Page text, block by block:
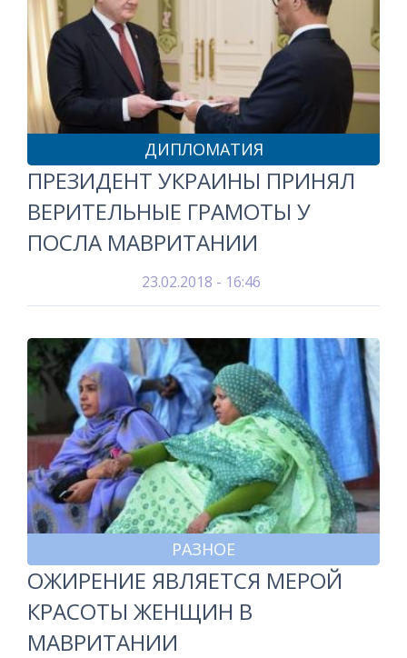
ДИПЛОМАТИЯ
ПРЕЗИДЕНТ УКРАИНЫ ПРИНЯЛ
ВЕРИТЕЛЬНЫЕ ГРАМОТЫ У
ПОСЛА МАВРИТАНИИ
23.02.2018 - 16:46
РАЗНОЕ
ОЖИРЕНИЕ ЯВЛЯЕТСЯ МЕРОЙ
КРАСОТЫ ЖЕНЩИН В
МАВРИТАНИИ